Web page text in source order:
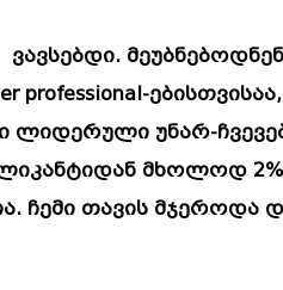
professional-
უნარ-
მხოლოდ 2%-
ჩემი თავის მჯეროდა